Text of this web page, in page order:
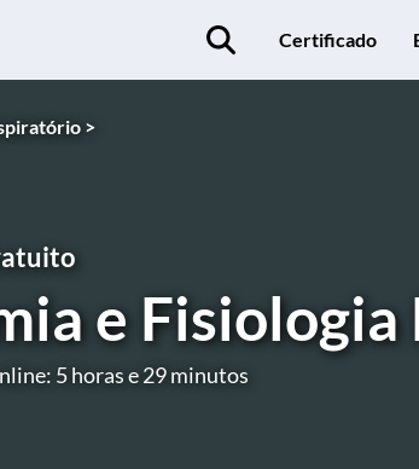
Certificado
>
e Fisiologia
5 horas e 29 minutos